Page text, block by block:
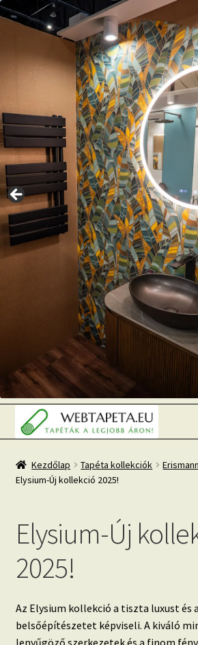
Ugrás
a
navigációhoz
Kilépés
a
tartalomba
Népszerű tapéták
Tapéta BLOG
Mi az a fotótapéta?
Tapétázási tanácsok
Beton hatású tapéták
Kezdőlap Tapéta kollekciók
Elysium-Új kollekció 2025!
Elysium-Új
2025!
Az Elysium kollekció a tiszta luxust és
belsőépítészetet képviseli. A kiváló